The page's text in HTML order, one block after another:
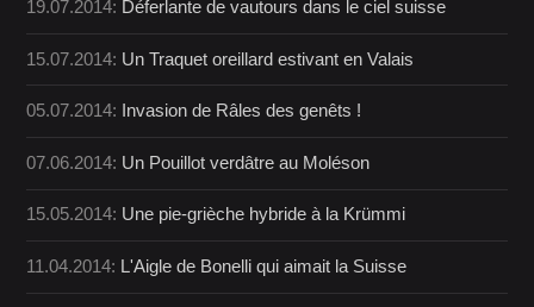
19.07.2014: Déferlante de vautours dans le ciel suisse
15.07.2014: Un Traquet oreillard estivant en Valais
05.07.2014: Invasion de Râles des genêts !
07.06.2014: Un Pouillot verdâtre au Moléson
15.05.2014: Une pie-grièche hybride à la Krümmi
11.04.2014: L'Aigle de Bonelli qui aimait la Suisse